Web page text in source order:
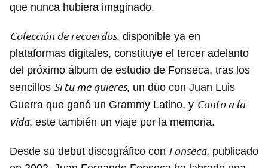
que nunca hubiera imaginado.
Colección de recuerdos, disponible ya en
plataformas digitales, constituye el tercer adelanto
del próximo álbum de estudio de Fonseca, tras los
sencillos Si tu me quieres, un dúo con Juan Luis
Guerra que ganó un Grammy Latino, y Canto a la
vida, este también un viaje por la memoria.
Desde su debut discográfico con Fonseca, publicado